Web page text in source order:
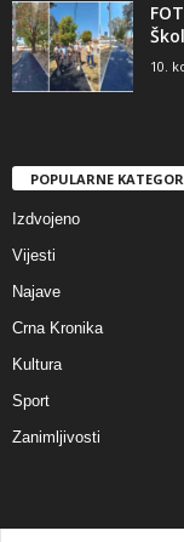
10.
POPULARNE
Izdvojeno
Vijesti
Najave
Crna Kronika
Kultura
Sport
Zanimljivosti